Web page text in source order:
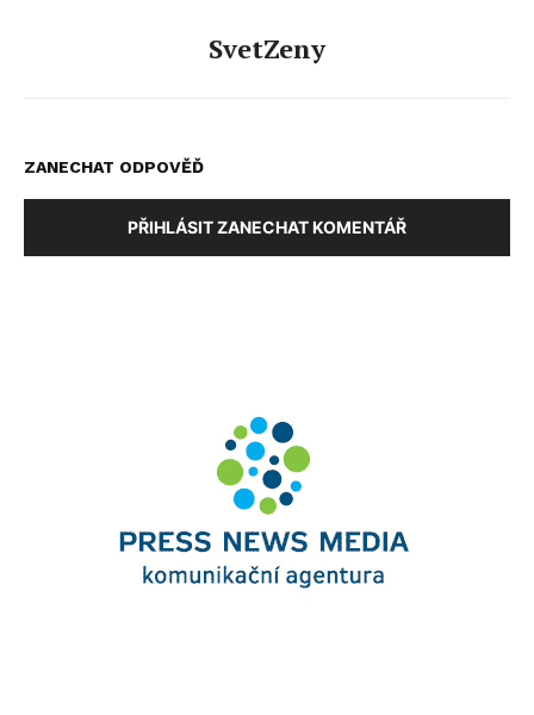
SvetZeny
ZANECHAT ODPOVĚĎ
PŘIHLÁSIT ZANECHAT KOMENTÁŘ